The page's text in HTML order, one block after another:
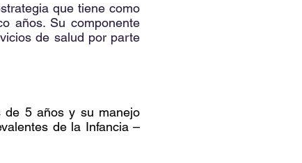
que tiene como
años. Su componente
de salud por parte
de 5 años y su manejo
de la Infancia –